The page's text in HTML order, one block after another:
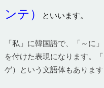
ンテ）
といいます
「私」に韓国語で、「～に
を付けた表現になります。
ゲ）という文語体もあります